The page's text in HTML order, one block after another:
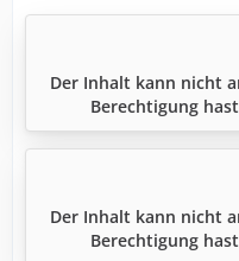
Der Inhalt kann nicht
Berechtigung
Der Inhalt kann nicht
Berechtigung